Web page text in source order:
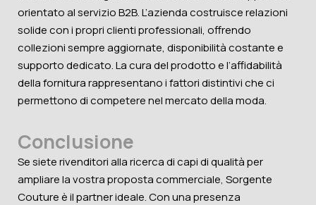
orientato al servizio B2B. L’azienda costruisce relazioni
solide con i propri clienti professionali, offrendo
collezioni sempre aggiornate, disponibilità costante e
supporto dedicato. La cura del prodotto e l’affidabilità
della fornitura rappresentano i fattori distintivi che ci
permettono di competere nel mercato della moda.
Conclusione
Se siete rivenditori alla ricerca di capi di qualità per
ampliare la vostra proposta commerciale, Sorgente
Couture è il partner ideale. Con una presenza